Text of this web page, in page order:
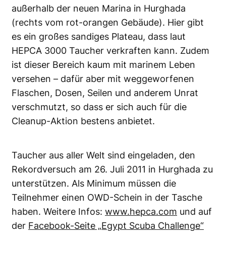
außerhalb der neuen Marina in Hurghada
(rechts vom rot-orangen Gebäude). Hier gibt
es ein großes sandiges Plateau, dass laut
HEPCA 3000 Taucher verkraften kann. Zudem
ist dieser Bereich kaum mit marinem Leben
versehen – dafür aber mit weggeworfenen
Flaschen, Dosen, Seilen und anderem Unrat
verschmutzt, so dass er sich auch für die
Cleanup-Aktion bestens anbietet.
Taucher aus aller Welt sind eingeladen, den
Rekordversuch am 26. Juli 2011 in Hurghada zu
unterstützen. Als Minimum müssen die
Teilnehmer einen OWD-Schein in der Tasche
haben. Weitere Infos: www.hepca.com und auf
der Facebook-Seite „Egypt Scuba Challenge“